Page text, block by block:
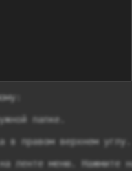
папке.
в правом верхнем углу.
ленте меню. Нажмите